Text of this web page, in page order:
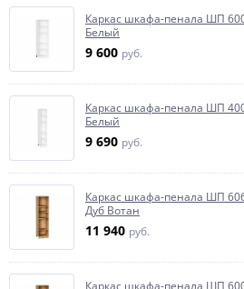
Каркас шкафа-пенала ШП
Белый
9 600 руб.
Каркас шкафа-пенала ШП
Белый
9 690 руб.
Каркас шкафа-пенала ШП
Дуб Вотан
11 940 руб.
Каркас шкафа-пенала ШП